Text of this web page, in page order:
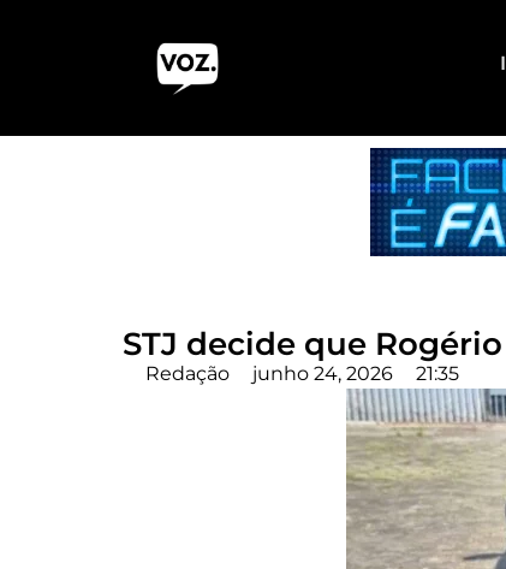
STJ decide que
Redação junho 24, 2026 21:35